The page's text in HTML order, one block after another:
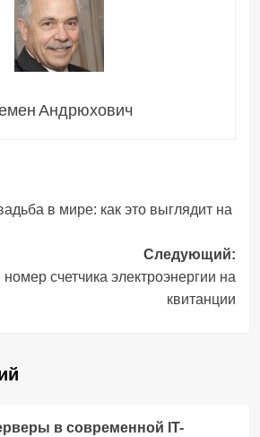
Андрюхович
в мире: как это выглядит на
Следующий:
номер счетчика электроэнергии на
квитанции
в современной IT-